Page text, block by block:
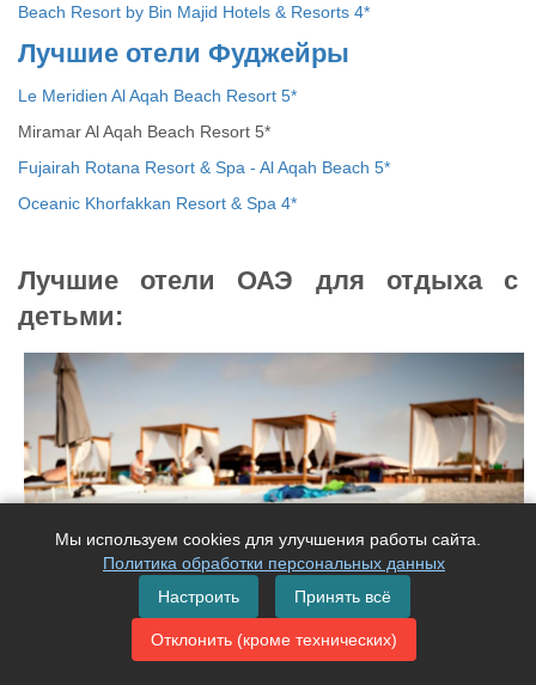
Мы используем cookies для улучшения работы сайта.
Политика обработки персональных данных
Настроить
Принять всё
Отклонить (кроме технических)
Beach Resort by Bin Majid Hotels & Resorts 4*
Лучшие отели Фуджейры
Le Meridien Al Aqah Beach Resort 5*
Miramar Al Aqah Beach Resort 5*
Fujairah Rotana Resort & Spa - Al Aqah Beach 5*
Oceanic Khorfakkan Resort & Spa 4*
Лучшие отели ОАЭ для отдыха с
детьми: